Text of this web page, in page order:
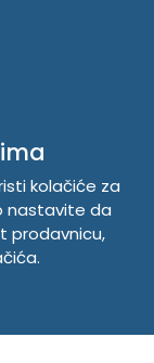
kolačiće za
nastavite da
prodavnicu,